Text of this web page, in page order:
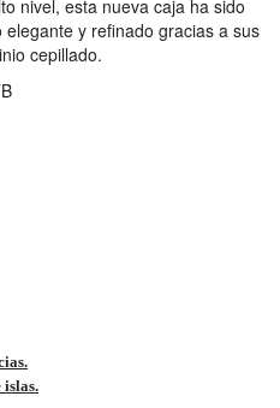
nivel, esta nueva caja ha sido
y refinado gracias a sus
cepillado.
islas.